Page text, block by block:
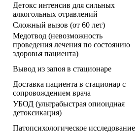
Детокс интенсив для сильных
алкогольных отравлений
Сложный вызов (от 60 лет)
Медотвод (невозможность
проведения лечения по состоянию
здоровья пациента)
Вывод из запоя в стационаре
Доставка пациента в стационар с
сопровождением врача
УБОД (ультрабыстрая опиоидная
детоксикация)
Патопсихологическое исследование